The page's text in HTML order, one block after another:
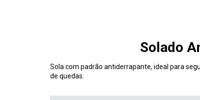
Solado
Sola com padrão antiderrapante, ideal para
de quedas.